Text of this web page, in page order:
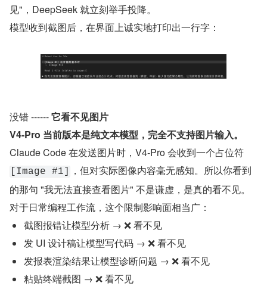
见"，DeepSeek 就立刻举手投降。
模型收到截图后，在界面上诚实地打印出一行字：
没错 ------ 它看不见图片
V4-Pro 当前版本是纯文本模型，完全不支持图片输入。
[Image #1]
，但对实际图像内容毫无感知。所以你看到
的那句 "我无法直接查看图片" 不是谦虚，是真的看不见。
对于日常编程工作流，这个限制影响面相当广：
截图报错让模型分析 → ❌ 看不见
发 UI 设计稿让模型写代码 → ❌ 看不见
发报表渲染结果让模型诊断问题 → ❌ 看不见
粘贴终端截图 → ❌ 看不见